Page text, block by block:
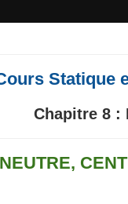
Statique
Chapitre 8 :